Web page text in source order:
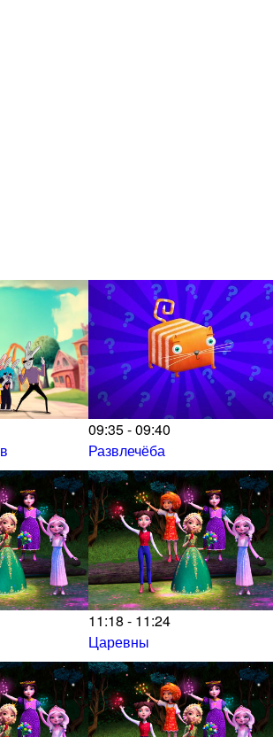
09:35 - 09:40
Развлечёба
11:18 - 11:24
Царевны